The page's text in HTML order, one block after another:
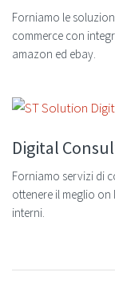
Forniamo le
commerce con
amazon ed ebay.
Digital
Forniamo servizi di
ottenere il meglio
interni.